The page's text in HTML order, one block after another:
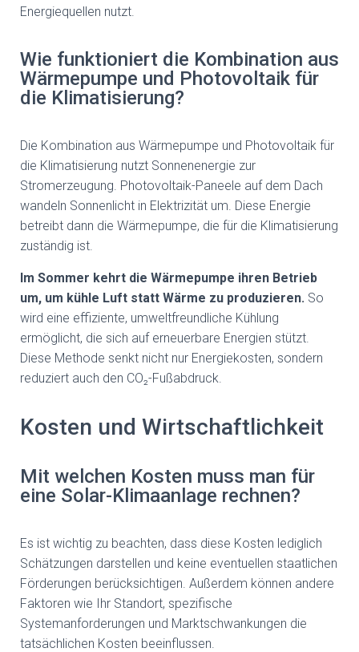
Energiequellen nutzt.
Wie funktioniert die Kombination aus
Wärmepumpe und Photovoltaik für
die Klimatisierung?
Die Kombination aus Wärmepumpe und Photovoltaik für
die Klimatisierung nutzt Sonnenenergie zur
Stromerzeugung. Photovoltaik-Paneele auf dem Dach
wandeln Sonnenlicht in Elektrizität um. Diese Energie
betreibt dann die Wärmepumpe, die für die Klimatisierung
zuständig ist.
Im Sommer kehrt die Wärmepumpe ihren Betrieb
um, um kühle Luft statt Wärme zu produzieren. So
wird eine effiziente, umweltfreundliche Kühlung
ermöglicht, die sich auf erneuerbare Energien stützt.
Diese Methode senkt nicht nur Energiekosten, sondern
reduziert auch den CO₂-Fußabdruck.
Kosten und Wirtschaftlichkeit
Mit welchen Kosten muss man für
eine Solar-Klimaanlage rechnen?
Es ist wichtig zu beachten, dass diese Kosten lediglich
Schätzungen darstellen und keine eventuellen staatlichen
Förderungen berücksichtigen. Außerdem können andere
Faktoren wie Ihr Standort, spezifische
Systemanforderungen und Marktschwankungen die
tatsächlichen Kosten beeinflussen.